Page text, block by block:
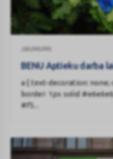
Aptieku
darba
Līgo
svētkos!
JAUNUMI
BENU Aptieku darba
a { text-decoration: none;
border: 1px solid
#f5...